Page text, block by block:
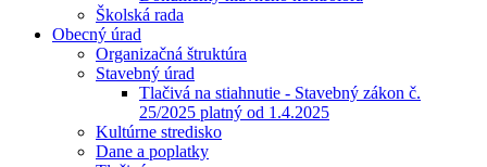
Školská rada
Obecný úrad
Organizačná štruktúra
Stavebný úrad
Tlačivá na stiahnutie - Stavebný zákon č.
25/2025 platný od 1.4.2025
Kultúrne stredisko
Dane a poplatky